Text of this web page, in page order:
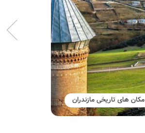
مکان های تاریخی مازندران